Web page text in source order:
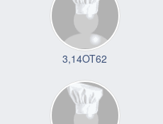
3,14OT62